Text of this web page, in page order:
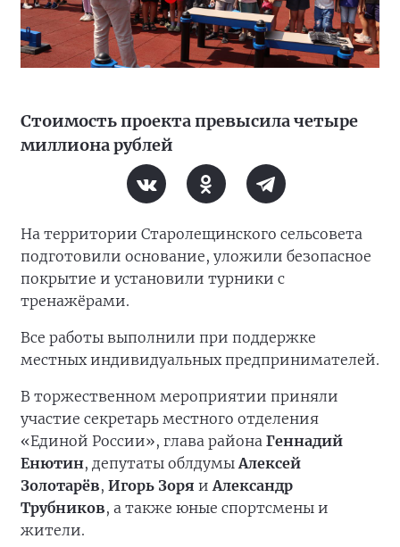
Стоимость проекта превысила четыре
миллиона рублей
На территории Старолещинского сельсовета
подготовили основание, уложили безопасное
покрытие и установили турники с
тренажёрами.
Все работы выполнили при поддержке
местных индивидуальных предпринимателей.
В торжественном мероприятии приняли
участие секретарь местного отделения
«Единой России», глава района Геннадий
Енютин, депутаты облдумыАлексей
Золотарёв, Игорь Зоря иАлександр
Трубников, а также юные спортсмены и
жители.